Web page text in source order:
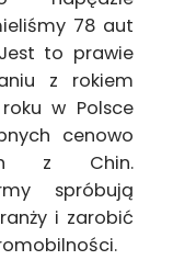
78 aut
Jest to prawie
z rokiem
w Polsce
cenowo
z Chin.
spróbują
i zarobić